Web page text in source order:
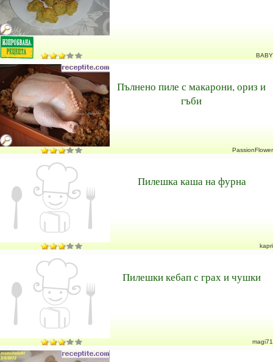
BABY
Пълнено пиле с макарони, ориз и
гъби
PassionFlower
Пилешка каша на фурна
kapri
Пилешки кебап с грах и чушки
magi71